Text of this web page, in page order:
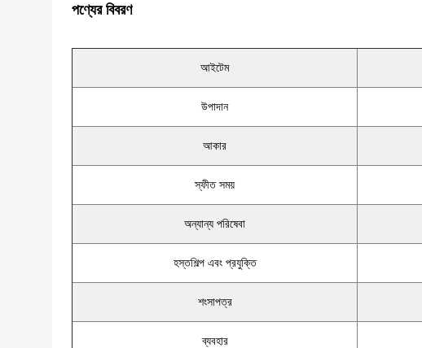
পণ্যের বিবরণ
আইটেম
উপাদান
আকার
স্ফীত সময়
অন্যান্য পরিষেবা
হস্তশিল্প এবং প্রযুক্তি
শংসাপত্র
ব্যবহার